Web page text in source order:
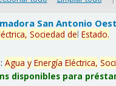
San Antonio
Sociedad delEstado.
Agua y Energía Eléctrica,
disponibles para